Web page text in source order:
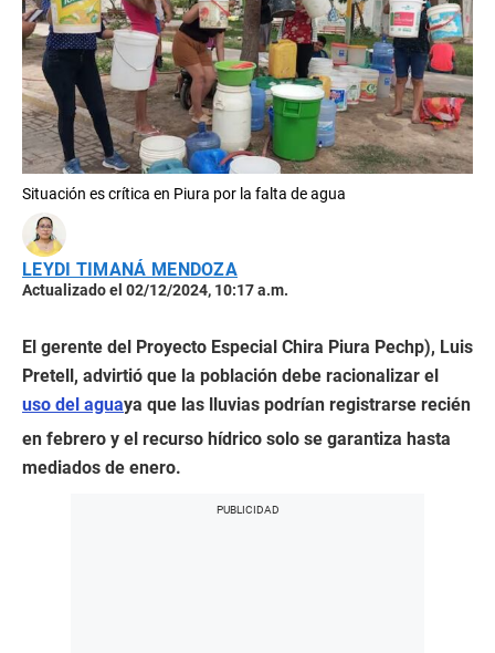
Situación es crítica en Piura por la falta de agua
LEYDI TIMANÁ MENDOZA
Actualizado el 02/12/2024, 10:17 a.m.
El gerente del Proyecto Especial Chira Piura Pechp), Luis
Pretell, advirtió que la población debe racionalizar el
uso del aguaya que las lluvias podrían registrarse recién
en febrero y el recurso hídrico solo se garantiza hasta
mediados de enero.